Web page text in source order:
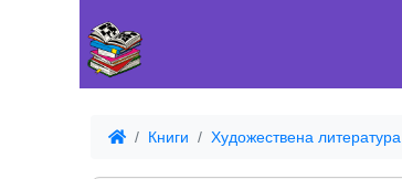
Книги Художествена литература